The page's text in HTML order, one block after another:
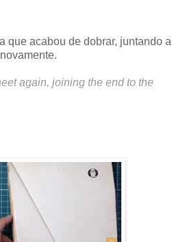
que acabou de dobrar, juntando a
again, joining the end to the